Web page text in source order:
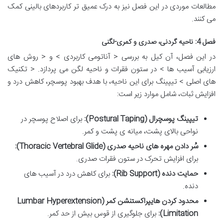
مطالعات موردی در این فصل نیز به درک عمیق تر کاربردهای بالینی کمک
می کنند.
فصل 4: ناحیه گردنی، صدری و کمری-لگنی
در این فصل، آن کیل به بررسی < آناتومی کاربردی > و < روش های
ارزیابی آسیب ها > در ستون فقرات و ناحیه لگن می پردازد. < تکنیک
های اصلی > تیپینگ برای این ناحیه، با هدف بهبود پوسچر، کاهش درد و
افزایش ثبات، شامل موارد زیر است:
تیپینگ پوسچرال (Postural Taping):
برای اصلاح پوسچر در
نواحی بالای پشت، میانه ی پشت و کمر.
سُر دادن مهره های ناحیه صدری (Thoracic Vertebral Glide):
برای افزایش تحرک در ستون فقرات صدری.
حمایت دنده (Rib Support):
برای کاهش درد در آسیب های
دنده.
محدود کردن هایپراکستنشن کمر (Lumbar Hyperextension
Limitation): برای جلوگیری از قوس بیش از حد کمر.